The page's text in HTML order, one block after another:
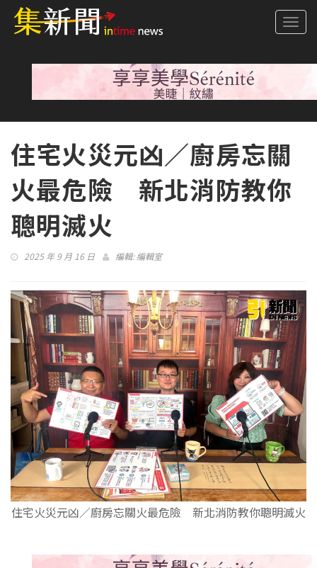
住宅火災元凶／廚房忘關
火最危險 新北消防教你
聰明滅火
2025 年 9 月 16 日 編輯:編輯室
住宅火災元凶／廚房忘關火最危險 新北消防教你聰明滅火